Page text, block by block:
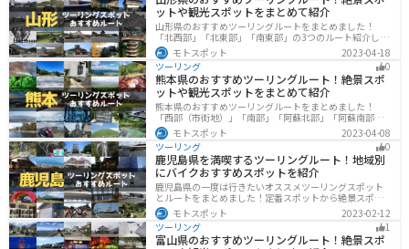
ットや観光スポットをまとめて紹介
山形県のおすすめツーリングルートをまとめました！
「北西部」「北東部」「南東部」の3つのルート紹介しま
す。豊かな自然と歴史的な観光スポット、山と海どちら
も堪能できるスポットが多数あります。バイクで山形県
にツーリングに行く際は参考にしてください。
モトスポット
2023-04-18
ツーリング
0
熊本県のおすすめツーリングルート！絶景スポ
ットや観光スポットをまとめて紹介
熊本県のおすすめツーリングルートをまとめました！
「西部（市街地）」「南部」「阿蘇北部」「阿蘇南部」
の4つのルート紹介します。阿蘇山や天草諸島をはじめと
した豊かな自然や、熊本城や水前寺成趣園など歴史ある
観光スポットが多数あり、様々な楽しみ方ができます。
バイクで熊本県にツーリングに行く際は参考にしてくだ
さい。
モトスポット
2023-04-08
ツーリング
0
鹿児島県を満喫するツーリングルート！地域別
にバイクおすすめスポットを紹介
鹿児島県の一度は行きたいオススメツーリングスポット
とルートをまとめました！定番スポットから絶景スポッ
ト、温泉、山、海、グルメなど様々なジャンルで楽しめ
ます。バイクで鹿児島ツーリングに行こうと思っている
人は、参考にしてください。
モトスポット
2023-02-12
ツーリング
1
富山県のおすすめツーリングルート！絶景スポ